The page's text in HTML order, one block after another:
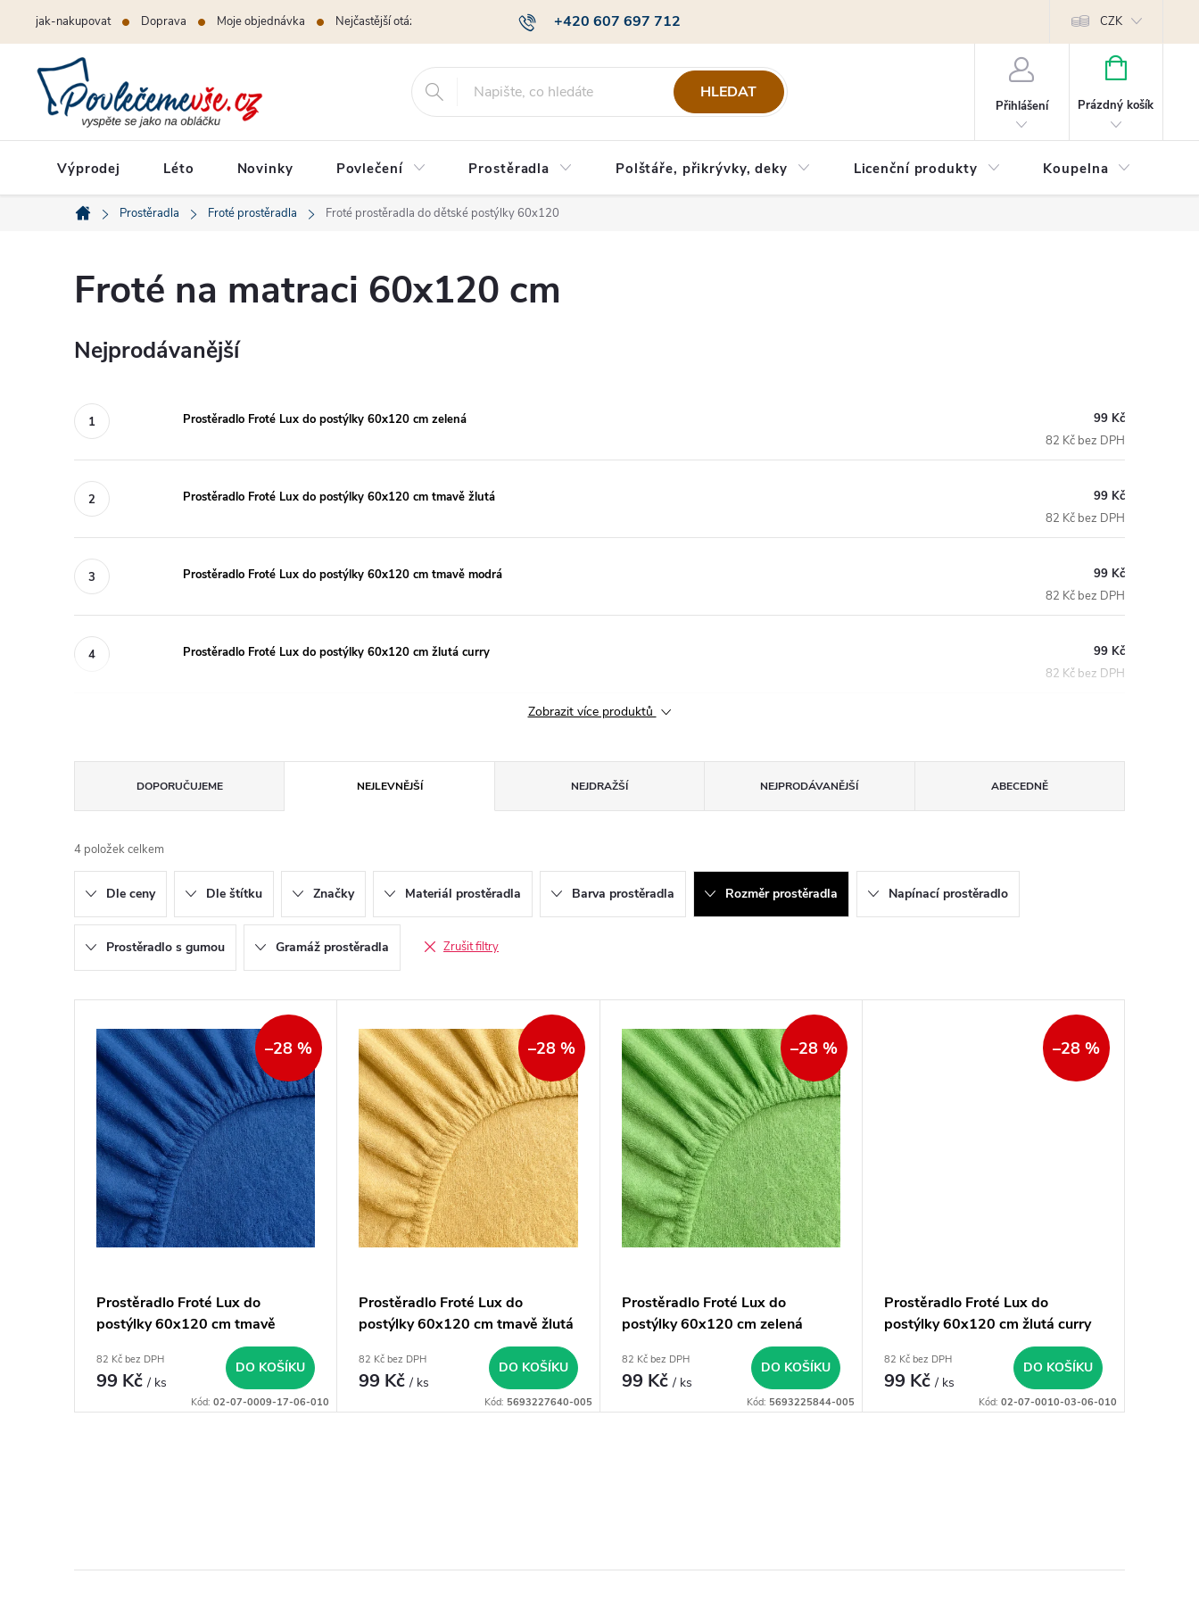
+420 607 697 712
jak-nakupovat Doprava Moje objednávka Nejčastější otázky Obchodní podmínky Podmínky ochrany osobních údajů Poptávky a B2B
CZK
HLEDAT
Přihlášení
NÁKUPNÍ
Prázdný košík
Výprodej Léto Novinky Povlečení Prostěradla Polštáře, přikrývky, deky Licenční produkty Koupelna
Domů
Prostěradla Froté prostěradla Froté prostěradla do dětské postýlky 60x120
Froté na matraci 60x120 cm
Nejprodávanější
Prostěradlo Froté Lux do postýlky 60x120 cm zelená
99 Kč
82 Kč bez DPH
Prostěradlo Froté Lux do postýlky 60x120 cm tmavě žlutá
99 Kč
82 Kč bez DPH
Prostěradlo Froté Lux do postýlky 60x120 cm tmavě modrá
99 Kč
82 Kč bez DPH
Prostěradlo Froté Lux do postýlky 60x120 cm žlutá curry
99 Kč
82 Kč bez DPH
Zobrazit více produktů
a
z
e
n
í
DOPORUČUJEME NEJLEVNĚJŠÍ NEJDRAŽŠÍ NEJPRODÁVANĚJŠÍ ABECEDNĚ
4 položek celkem
Dle ceny Dle štítku Značky Materiál prostěradla Barva prostěradla Rozměr prostěradla Napínací prostěradlo
Prostěradlo s gumou Gramáž prostěradla Zrušit filtry
V
u
–28 %
Prostěradlo Froté Lux do
postýlky 60x120 cm tmavě
82 Kč bez DPH
99 Kč/ ks
DO KOŠÍKU
Kód:02-07-0009-17-06-010
–28 %
Prostěradlo Froté Lux do
postýlky 60x120 cm tmavě žlutá
82 Kč bez DPH
99 Kč/ ks
DO KOŠÍKU
Kód: 5693227640-005
–28 %
Prostěradlo Froté Lux do
postýlky 60x120 cm zelená
82 Kč bez DPH
99 Kč/ ks
DO KOŠÍKU
Kód: 5693225844-005
–28 %
Prostěradlo Froté Lux do
postýlky 60x120 cm žlutá curry
82 Kč bez DPH
99 Kč/ ks
DO KOŠÍKU
Kód: 02-07-0010-03-06-010